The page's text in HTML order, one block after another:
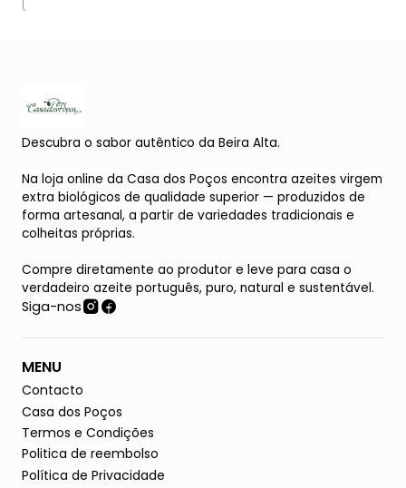
Descubra o sabor autêntico da Beira Alta.
Na loja online da Casa dos Poços encontra azeites virgem
extra biológicos de qualidade superior — produzidos de
forma artesanal, a partir de variedades tradicionais e
colheitas próprias.
Compre diretamente ao produtor e leve para casa o
verdadeiro azeite português, puro, natural e sustentável.
Siga-nos
MENU
Contacto
Casa dos Poços
Termos e Condições
Politica de reembolso
Política de Privacidade